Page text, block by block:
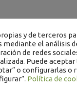
+
y de terceros
mediante el análisis
de redes
Puede aceptar
o configurarlas o
Política de